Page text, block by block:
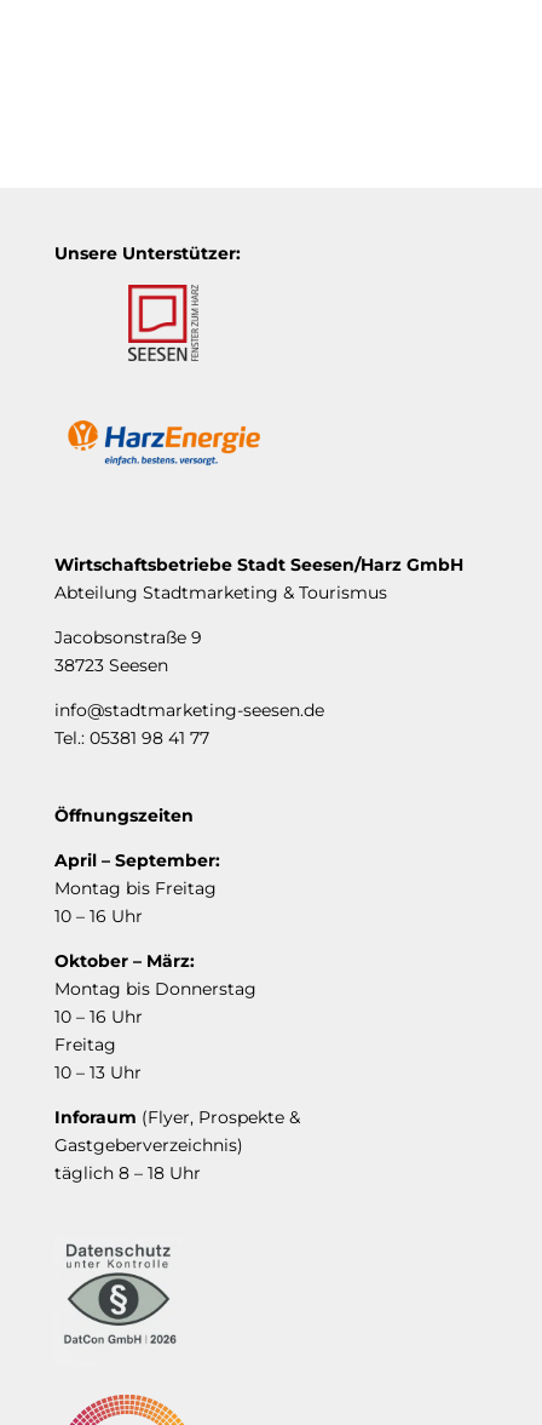
Unsere Unterstützer:
Wirtschaftsbetriebe Stadt Seesen/Harz GmbH
Abteilung Stadtmarketing & Tourismus
Jacobsonstraße 9
38723 Seesen
info@stadtmarketing-seesen.de
Tel.: 05381 98 41 77
Öffnungszeiten
April – September:
Montag bis Freitag
10 – 16 Uhr
Oktober – März:
Montag bis Donnerstag
10 – 16 Uhr
Freitag
10 – 13 Uhr
Inforaum (Flyer, Prospekte &
Gastgeberverzeichnis)
täglich 8 – 18 Uhr